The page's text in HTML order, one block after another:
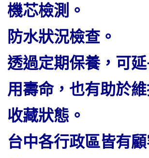
機芯檢測。
防水狀況檢查。
透過定期保養，可
用壽命，也有助於
收藏狀態。
台中各行政區皆有